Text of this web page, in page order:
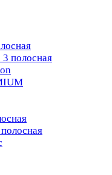
полосная